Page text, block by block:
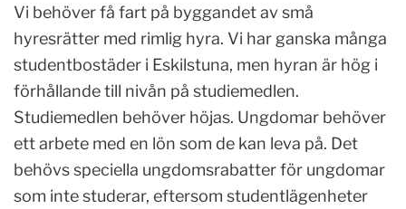
Vi behöver få fart på byggandet av små
hyresrätter med rimlig hyra. Vi har ganska många
studentbostäder i Eskilstuna, men hyran är hög i
förhållande till nivån på studiemedlen.
Studiemedlen behöver höjas. Ungdomar behöver
ett arbete med en lön som de kan leva på. Det
behövs speciella ungdomsrabatter för ungdomar
som inte studerar, eftersom studentlägenheter